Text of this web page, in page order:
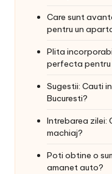
Care sunt
pentru un
Plita
perfecta
Sugestii: Cauti
Bucuresti?
Intrebarea zilei:
machiaj?
Poti obtine o
amanet auto?